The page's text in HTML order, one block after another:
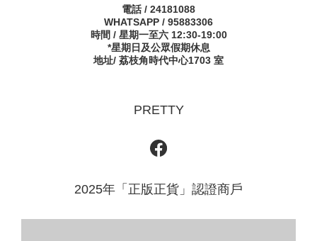
電話 / 24181088
WHATSAPP / 95883306
時間 / 星期一至六 12:30-19:00
*星期日及公眾假期休息
地址/ 荔枝角時代中心1703 室
PRETTY
2025年「正版正貨」認證商戶